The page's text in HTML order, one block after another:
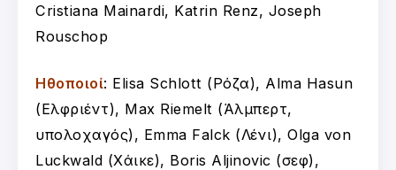
Cristiana Mainardi, Katrin Renz, Joseph
Rouschop
Ηθοποιοί: Elisa Schlott (Ρόζα), Alma Hasun
(Ελφριέντ), Max Riemelt (Άλμπερτ,
υπολοχαγός), Emma Falck (Λένι), Olga von
Luckwald (Χάικε), Boris Aljinovic (σεφ),